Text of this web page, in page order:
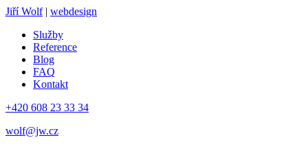
Jiří Wolf | webdesign
Služby
Reference
Blog
FAQ
Kontakt
+420 608 23 33 34
wolf@jw.cz